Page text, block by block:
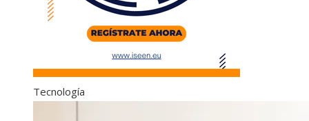
Tecnología